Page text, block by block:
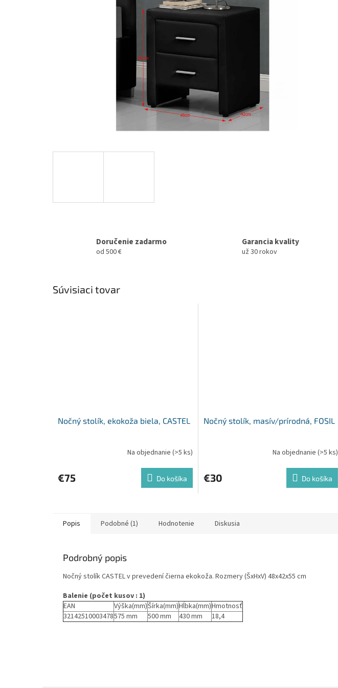
Doručenie zadarmo
od 500 €
Garancia kvality
už 30 rokov
Súvisiaci tovar
Nočný stolík, ekokoža biela, CASTEL
Na objednanie (>5 ks)
€75 Do košíka
Nočný stolík, masív/prírodná, FOSIL
Na objednanie (>5 ks)
€30 Do košíka
Popis Podobné (1) Hodnotenie Diskusia
Podrobný popis
Nočný stolík CASTEL v prevedení čierna ekokoža. Rozmery (ŠxHxV) 48x42x55 cm
Balenie (počet kusov : 1)
EAN
Výška(mm)Šírka(mm)Hĺbka(mm)Hmotnosť
32142510003478575 mm 500 mm 430 mm 18,4